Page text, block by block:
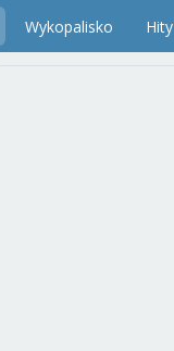
Wykopalisko Hity